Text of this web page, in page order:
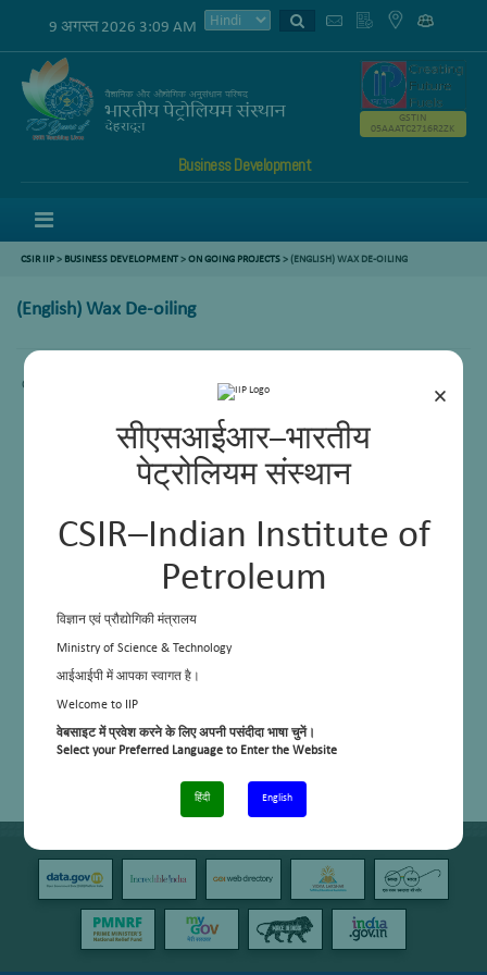
×
सीएसआईआर–भारतीय
पेट्रोलियम संस्थान
CSIR–Indian Institute of
Petroleum
विज्ञान एवं प्रौद्योगिकी मंत्रालय
Ministry of Science & Technology
आईआईपी में आपका स्वागत है।
Welcome to IIP
वेबसाइट में प्रवेश करने के लिए अपनी पसंदीदा भाषा चुनें।
Select your Preferred Language to Enter the Website
हिंदी English
9 अगस्त 2026 3:09 AM
Business Development
GSTIN
05AAATC2716R2ZK
CSIR IIP> BUSINESS DEVELOPMENT>ON GOING PROJECTS> (ENGLISH) WAX DE-OILING
(English) Wax De-oiling
Content not available.